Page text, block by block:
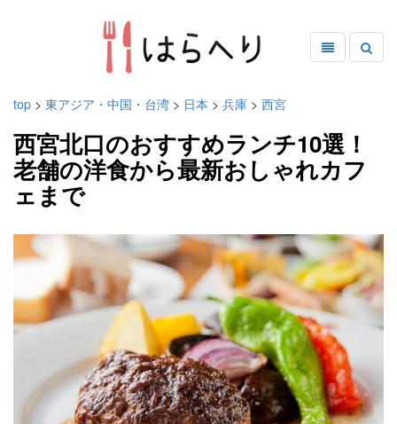
top > 東アジア・中国・台湾 > 日本 > 兵庫 > 西宮
西宮北口のおすすめランチ10選！
老舗の洋食から最新おしゃれカフ
ェまで